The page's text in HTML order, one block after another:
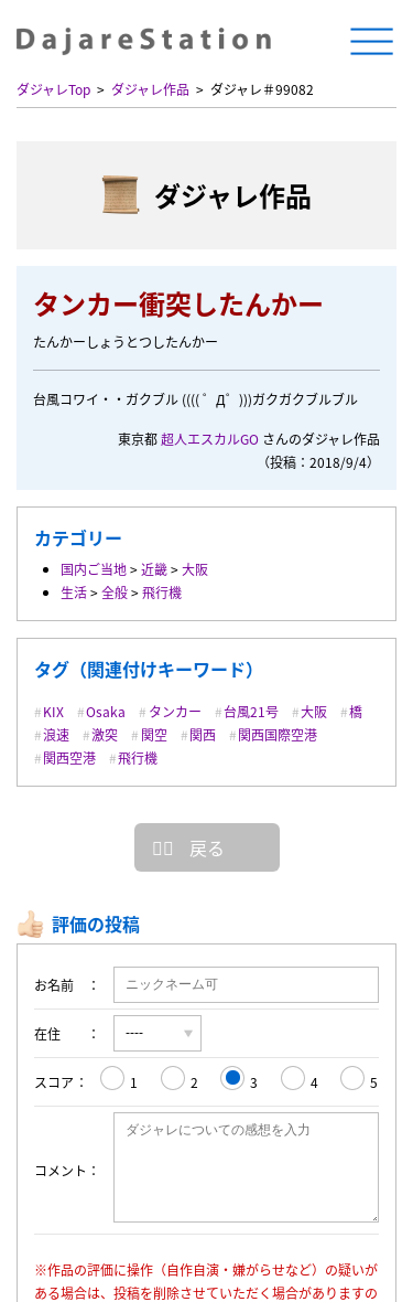
ダジャレTop ダジャレ作品 ダジャレ＃99082
ダジャレ作品
タンカー衝突したんかー
たんかーしょうとつしたんかー
台風コワイ・・ガクブル (((( ゜Д゜)))ガクガクブルブル
東京都超人エスカルGO さんのダジャレ作品
（投稿：2018/9/4）
カテゴリー
国内ご当地>近畿>大阪
生活>全般>飛行機
タグ（関連付けキーワード）
KIX Osaka タンカー 台風21号 大阪
橋
浪速
激突 関空 関西
関西国際空港
関西空港
飛行機
戻る
評価の投稿
お名前
在住
スコア 1 2 3 4 5
コメント
※作品の評価に操作（自作自演・嫌がらせなど）の疑いが
ある場合は、投稿を削除させていただく場合がありますの